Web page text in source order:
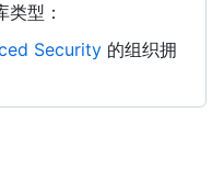
型：
Security 的组织拥